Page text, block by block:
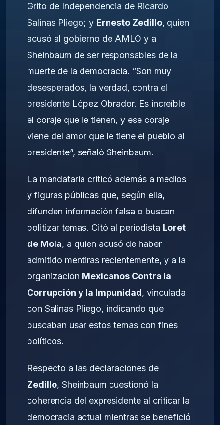
Grito de Independencia de Ricardo
Salinas Pliego; y Ernesto Zedillo, quien
acusó al gobierno de AMLO y a
Sheinbaum de ser responsables de la
muerte de la democracia. “Son muy
desesperados, la verdad, contra el
presidente López Obrador. Es increíble
el coraje que le tienen, y ese coraje
viene del amor que le tiene el pueblo al
presidente”, señaló Sheinbaum.
La mandataria criticó además a medios
y figuras públicas que, según ella,
difunden información falsa o buscan
politizar temas. Citó al periodista Loret
de Mola, a quien acusó de haber
admitido mentiras recientemente, y a la
organización Mexicanos Contra la
Corrupción y la Impunidad, vinculada
con Salinas Pliego, indicando que
buscaban usar estos temas con fines
políticos.
Respecto a las declaraciones de
Zedillo, Sheinbaum cuestionó la
coherencia del expresidente al criticar la
democracia actual mientras se benefició